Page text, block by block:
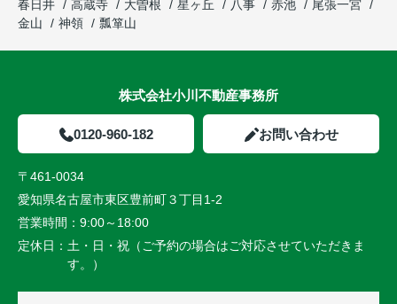
春日井
高蔵寺 大曽根 星ヶ丘 八事 赤池
尾張一宮
金山
神領 瓢箪山
株式会社小川不動産事務所
0120-960-182 お問い合わせ
〒461-0034
愛知県名古屋市東区豊前町３丁目1-2
営業時間： 9:00～18:00
定休日： 土・日・祝（ご予約の場合はご対応させていただきま
す。）